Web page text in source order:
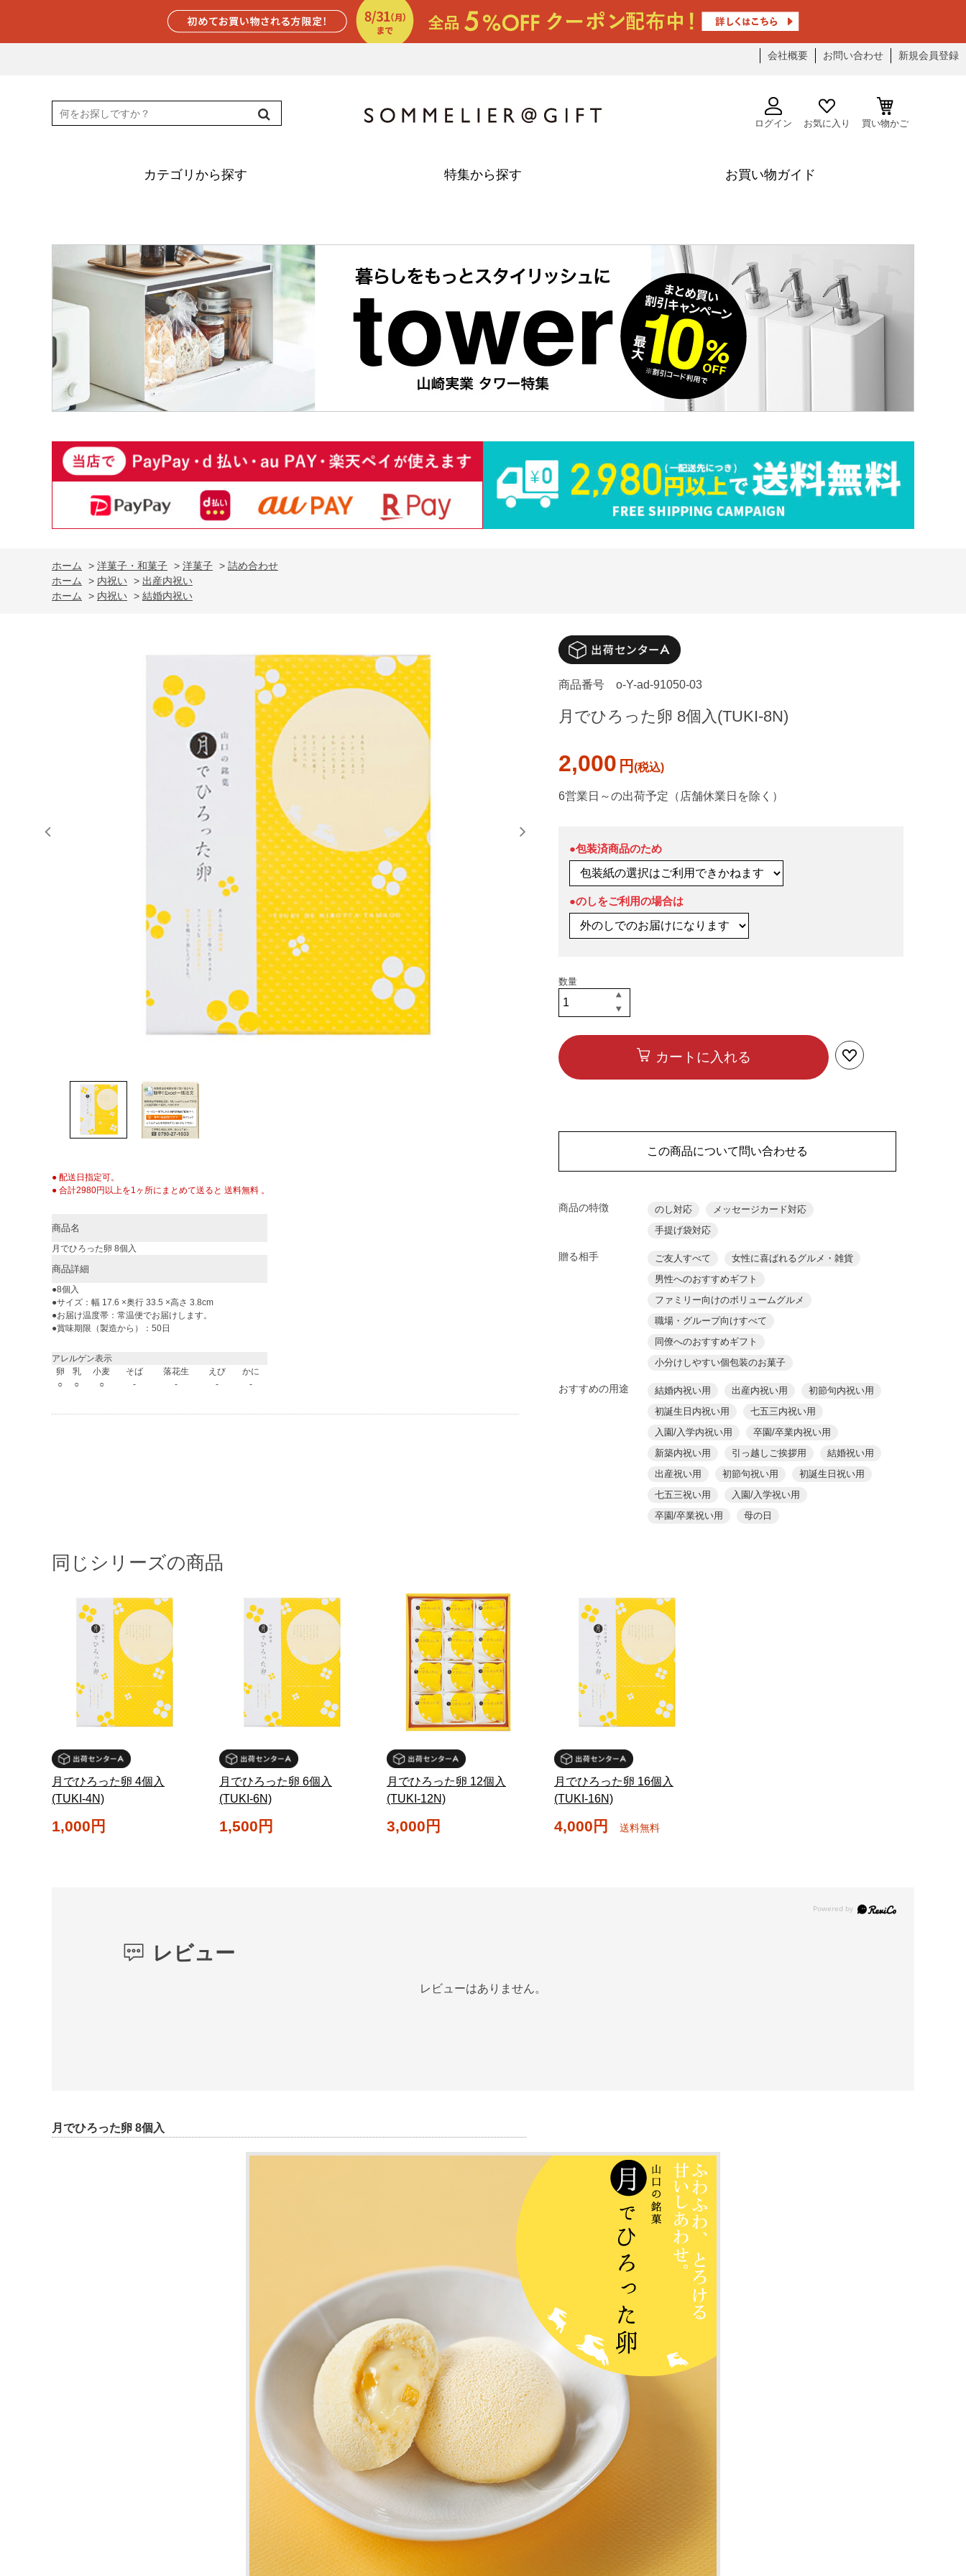
会社概要 お問い合わせ 新規会員登録
ログイン お気に入り 買い物かご
カテゴリから探す 特集から探す お買い物ガイド
ホーム > 洋菓子・和菓子 > 洋菓子 > 詰め合わせ
ホーム
> 内祝い > 出産内祝い
ホーム
> 内祝い > 結婚内祝い
● 配送日指定可。
● 合計2980円以上を1ヶ所にまとめて送ると 送料無料 。
商品名
月でひろった卵 8個入
商品詳細
●8個入
●サイズ：幅 17.6 ×奥行 33.5 ×高さ 3.8cm
●お届け温度帯：常温便でお届けします。
●賞味期限（製造から）：50日
アレルゲン表示
卵
乳 小麦 そば 落花生 えび
かに
○
○ ○ - - - -
商品番号 o-Y-ad-91050-03
月でひろった卵 8個入(TUKI-8N)
2,000 円
6営業日～の出荷予定（店舗休業日を除く）
●包装済商品のため
●のしをご利用の場合は
カートに入れる
この商品について問い合わせる
商品の特徴 のし対応
メッセージカード対応
手提げ袋対応
贈る相手 ご友人すべて
女性に喜ばれるグルメ・雑貨
男性へのおすすめギフト
ファミリー向けのボリュームグルメ
職場・グループ向けすべて
同僚へのおすすめギフト
小分けしやすい個包装のお菓子
おすすめの用途 結婚内祝い用 出産内祝い用
初節句内祝い用
初誕生日内祝い用
七五三内祝い用
入園/入学内祝い用
卒園/卒業内祝い用
新築内祝い用
引っ越しご挨拶用
結婚祝い用
出産祝い用
初節句祝い用
初誕生日祝い用
七五三祝い用
入園/入学祝い用
卒園/卒業祝い用
母の日
同じシリーズの商品
月でひろった卵 4個入
(TUKI-4N)
1,000円
月でひろった卵 6個入
(TUKI-6N)
1,500円
月でひろった卵 12個入
(TUKI-12N)
3,000円
月でひろった卵 16個入
(TUKI-16N)
4,000円 送料無料
レビュー
レビューはありません。
月でひろった卵 8個入